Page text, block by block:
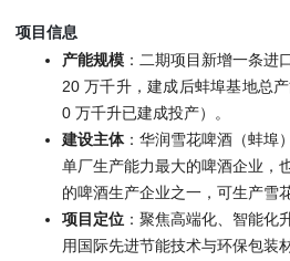
项目信息
产能规模 ：二期项目新增一条进
20 万千升，建成后蚌埠基地总
0 万千升已建成投产）。
建设主体：华润雪花啤酒（蚌埠
单厂生产能力最大的啤酒企业，
的啤酒生产企业之一，可生产雪
项目定位 ：聚焦高端化、智能化
用国际先进节能技术与环保包装